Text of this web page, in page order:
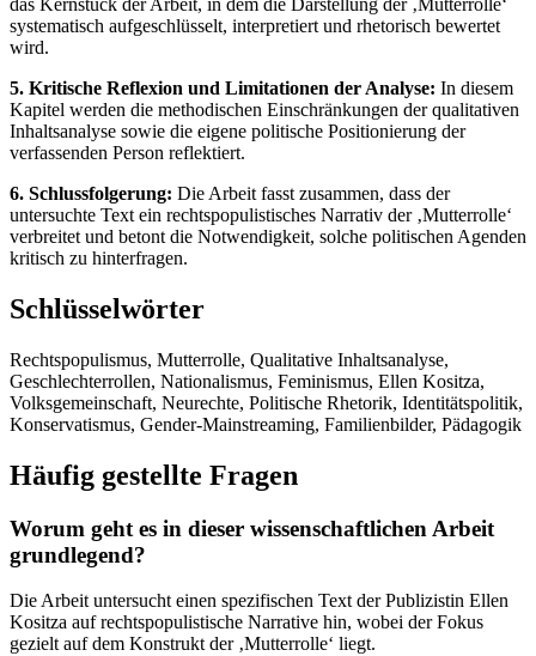
das Kernstück der Arbeit, in dem die Darstellung der ‚Mutterrolle‘
systematisch aufgeschlüsselt, interpretiert und rhetorisch bewertet
wird.
5. Kritische Reflexion und Limitationen der Analyse: In diesem
Kapitel werden die methodischen Einschränkungen der qualitativen
Inhaltsanalyse sowie die eigene politische Positionierung der
verfassenden Person reflektiert.
6. Schlussfolgerung: Die Arbeit fasst zusammen, dass der
untersuchte Text ein rechtspopulistisches Narrativ der ‚Mutterrolle‘
verbreitet und betont die Notwendigkeit, solche politischen Agenden
kritisch zu hinterfragen.
Schlüsselwörter
Rechtspopulismus, Mutterrolle, Qualitative Inhaltsanalyse,
Geschlechterrollen, Nationalismus, Feminismus, Ellen Kositza,
Volksgemeinschaft, Neurechte, Politische Rhetorik, Identitätspolitik,
Konservatismus, Gender-Mainstreaming, Familienbilder, Pädagogik
Häufig gestellte Fragen
Worum geht es in dieser wissenschaftlichen Arbeit
grundlegend?
Die Arbeit untersucht einen spezifischen Text der Publizistin Ellen
Kositza auf rechtspopulistische Narrative hin, wobei der Fokus
gezielt auf dem Konstrukt der ‚Mutterrolle‘ liegt.